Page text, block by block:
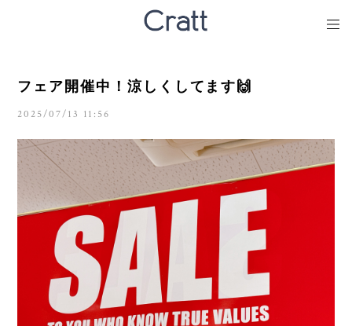
フェア開催中！涼しくしてます🙌
2025/07/13 11:56